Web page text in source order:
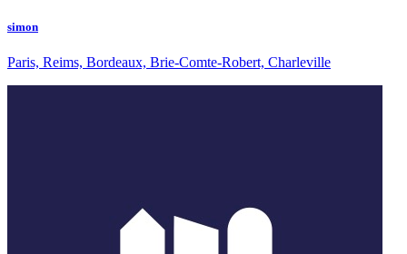
simon
Paris, Reims, Bordeaux, Brie-Comte-Robert, Charleville